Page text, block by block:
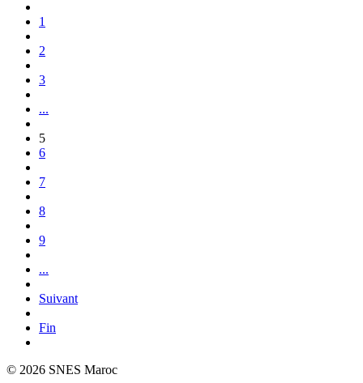
1
2
3
...
5
6
7
8
9
...
Suivant
Fin
© 2026 SNES Maroc